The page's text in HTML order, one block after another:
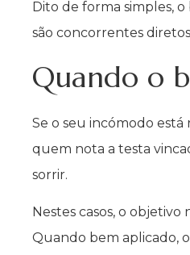
Dito de forma simples,
são concorrentes
Quando o
Se o seu incómodo está
quem nota a testa
sorrir.
Nestes casos, o
Quando bem aplicado,